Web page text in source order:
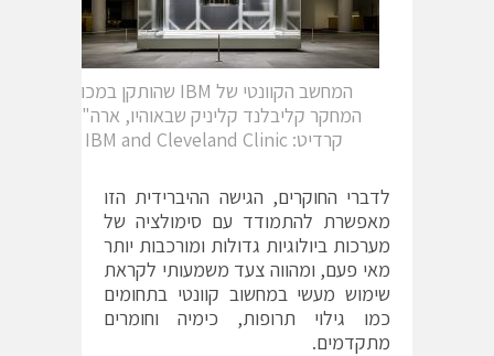
המחשב הקוונטי של IBM שהותקן במכון
המחקר קליבלנד קליניק שבאוהיו, ארה"ב.
קרדיט: IBM and Cleveland Clinic
לדברי החוקרים, הגישה ההיברידית הזו
מאפשרת להתמודד עם סימולציה של
מערכות ביולוגיות גדולות ומורכבות יותר
מאי פעם, ומהווה צעד משמעותי לקראת
שימוש מעשי במחשוב קוונטי בתחומים
כמו גילוי תרופות, כימיה וחומרים
מתקדמים.